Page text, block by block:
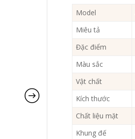
Model
Miêu tả
Đặc điểm
Màu sắc
Vật chất
Kích thước
Chất liệu mặt
Khung đế